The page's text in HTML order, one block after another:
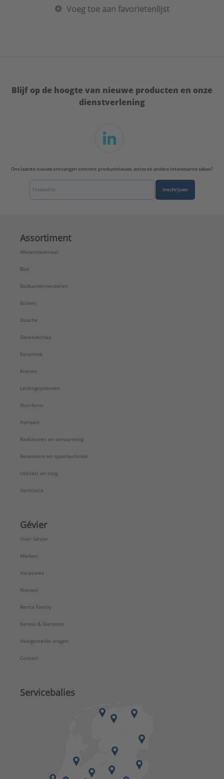
NeeVoeg toe aan favorietenlijst
Blijf op de hoogte van nieuwe producten en onze
dienstverlening
Ons laatste nieuws ontvangen omtrent productnieuws, acties en andere interessante zaken?
Inschrijven
Assortiment
Afvoermateriaal
Bad
Badkamermeubelen
Boilers
Douche
Gereedschap
Keramiek
Kranen
Leidingsystemen
Non-ferro
Pompen
Radiatoren en verwarming
Reservoirs en spoeltechniek
Utiliteit en zorg
Ventilatie
Gévier
Over Gévier
Merken
Vacatures
Nieuws
Rensa Family
Kennis & Diensten
Veelgestelde vragen
Contact
Servicebalies